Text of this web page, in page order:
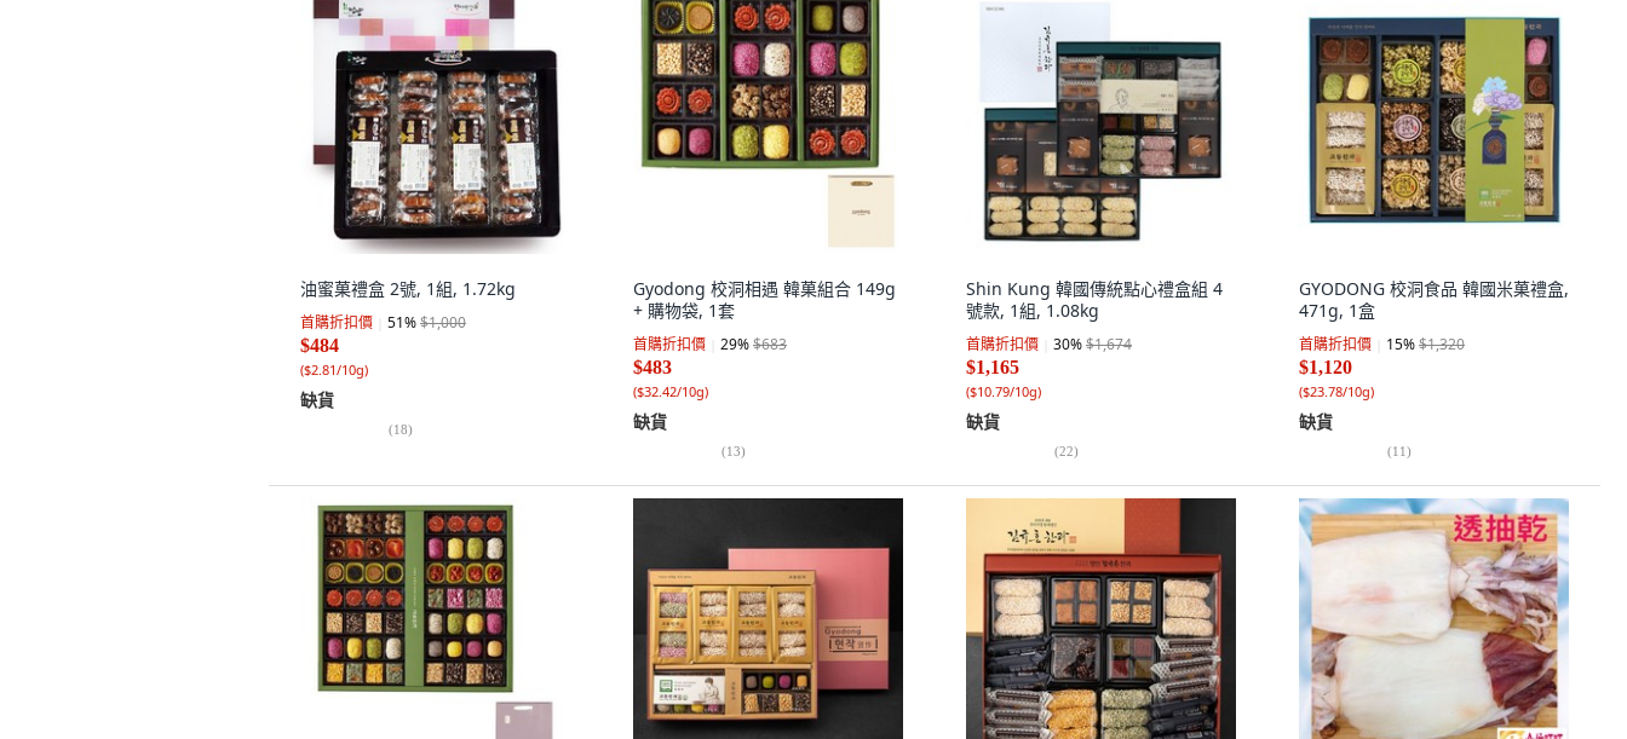
油蜜菓禮盒 2號, 1組, 1.72kg
首購折扣價 51%$1,000
$484
($2.81/10g)
缺貨
(18)
Gyodong 校洞相遇 韓菓組合 149g
+ 購物袋, 1套
首購折扣價 29%$683
$483
($32.42/10g)
缺貨
(13)
Shin Kung 韓國傳統點心禮盒組 4
號款, 1組, 1.08kg
首購折扣價 30%$1,674
$1,165
($10.79/10g)
缺貨
(22)
GYODONG 校洞食品 韓國米菓禮盒,
471g, 1盒
首購折扣價 15%$1,320
$1,120
($23.78/10g)
缺貨
(11)